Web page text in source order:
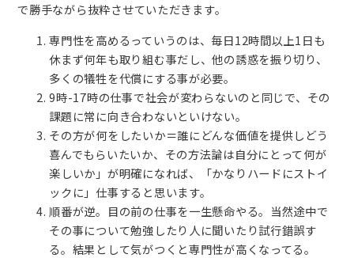
で勝手ながら抜粋させていただきます。
専門性を高めるっていうのは、毎日12時間以上1日も
休まず何年も取り組む事だし、他の誘惑を振り切り、
多くの犠牲を代償にする事が必要。
9時-17時の仕事で社会が変わらないのと同じで、その
課題に常に向き合わないといけない。
その方が何をしたいか＝誰にどんな価値を提供しどう
喜んでもらいたいか、その方法論は自分にとって何が
楽しいか」が明確になれば、「かなりハードにストイ
ックに」仕事すると思います。
順番が逆。目の前の仕事を一生懸命やる。当然途中で
その事について勉強したり人に聞いたり試行錯誤す
る。結果として気がつくと専門性が高くなってる。